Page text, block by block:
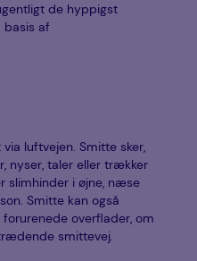
de hyppigst
basis af
luftvejen. Smitte sker,
nyser, taler eller trækker
slimhinder i øjne, næse
Smitte kan også
overflader, om
smittevej.